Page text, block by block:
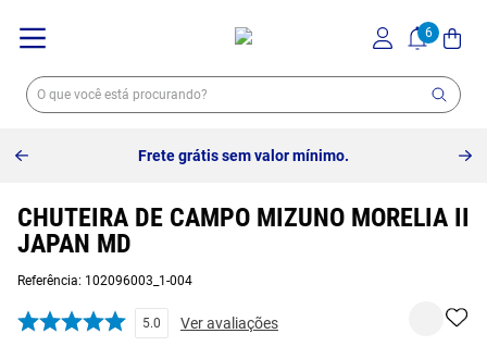
Frete grátis sem valor mínimo.
CHUTEIRA DE CAMPO MIZUNO MORELIA II
JAPAN MD
Referência: 102096003_1-004
5.0 Ver avaliações